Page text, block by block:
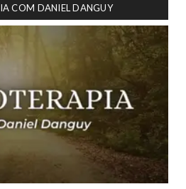
COM DANIEL DANGUY